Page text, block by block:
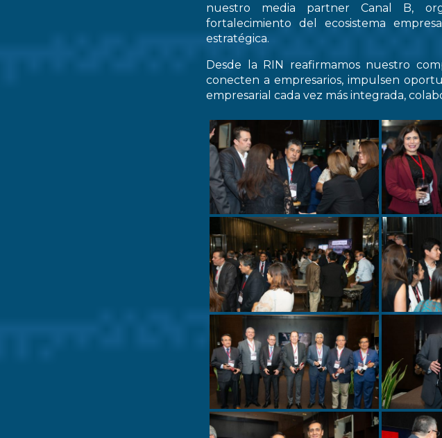
nuestro media partner Canal B,
fortalecimiento del ecosistema
estratégica.
Desde la RIN reafirmamos nuestro
conecten a empresarios, impulsen
empresarial cada vez más integrada,